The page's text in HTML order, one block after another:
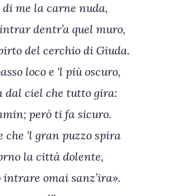
di me la carne nuda,
dentr’a quel muro,
del cerchio di Giuda.
loco e ‘l più oscuro,
dal ciel che tutto gira:
però ti fa sicuro.
che ‘l gran puzzo spira
la città dolente,
intrare omai sanz’ira».